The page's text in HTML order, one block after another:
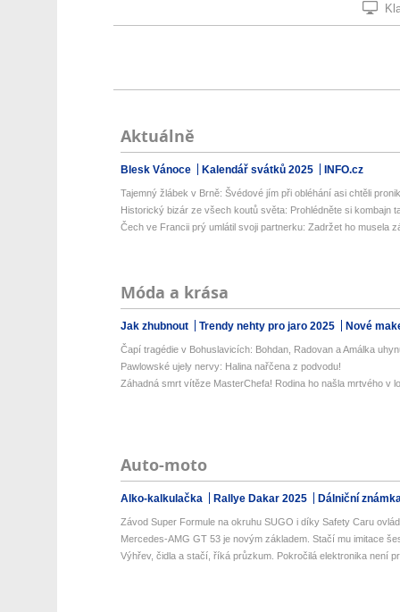
Aktuálně
Blesk Vánoce Kalendář svátků 2025 INFO.cz
Tajemný žlábek v Brně: Švédové jím při obléhání asi chtěli
Historický bizár ze všech koutů světa: Prohlédněte si kombajn
Čech ve Francii prý umlátil svoji partnerku: Zadržet ho musela
Móda a krása
Jak zhubnout Trendy nehty pro jaro 2025 Nové
Čapí tragédie v Bohuslavicích: Bohdan, Radovan a Amálka
Pawlowské ujely nervy: Halina nařčena z podvodu!
Záhadná smrt vítěze MasterChefa! Rodina ho našla mrtvého v
Auto-moto
Alko-kalkulačka Rallye Dakar 2025 Dálniční
Závod Super Formule na okruhu SUGO i díky Safety Caru
Mercedes-AMG GT 53 je novým základem. Stačí mu imitace
Výhřev, čidla a stačí, říká průzkum. Pokročilá elektronika není